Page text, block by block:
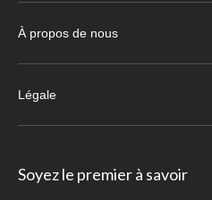
À propos de nous
Légale
Soyez le premier à savoir